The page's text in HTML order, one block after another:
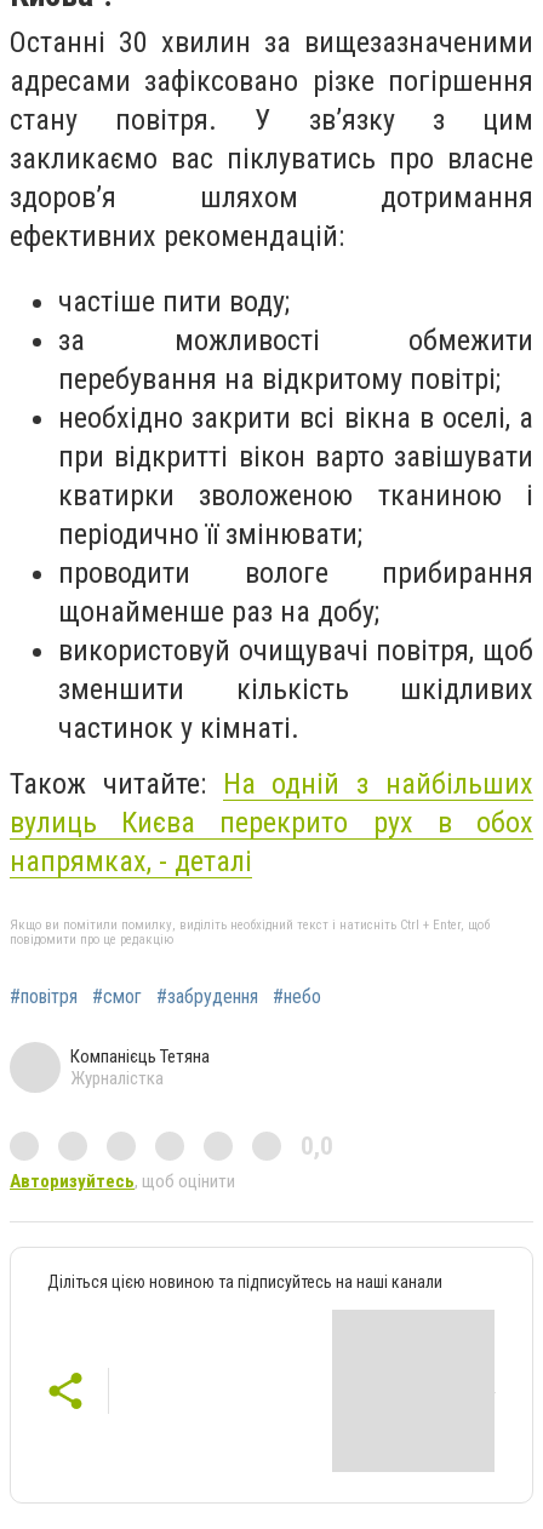
Останні 30 хвилин за вищезазначеними
адресами зафіксовано різке погіршення
стану повітря. У зв’язку з цим
закликаємо вас піклуватись про власне
здоров’я шляхом дотримання
ефективних рекомендацій:
частіше пити воду;
за можливості обмежити
перебування на відкритому повітрі;
необхідно закрити всі вікна в оселі, а
при відкритті вікон варто завішувати
кватирки зволоженою тканиною і
періодично її змінювати;
проводити вологе прибирання
щонайменше раз на добу;
використовуй очищувачі повітря, щоб
зменшити кількість шкідливих
частинок у кімнаті.
Також читайте: На одній з найбільших
вулиць Києва перекрито рух в обох
напрямках, - деталі
Якщо ви помітили помилку, виділіть необхідний текст і натисніть Ctrl + Enter, щоб
повідомити про це редакцію
#повітря #смог #забрудення #небо
Компанієць Тетяна
Журналістка
0,0
Авторизуйтесь, щоб оцінити
Діліться цією новиною та підписуйтесь на наші канали